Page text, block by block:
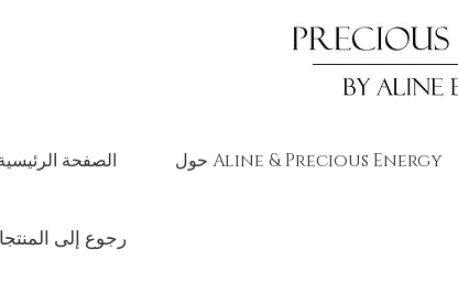
الصفحة حول Aline & Precious Energy
<رجوع إلى